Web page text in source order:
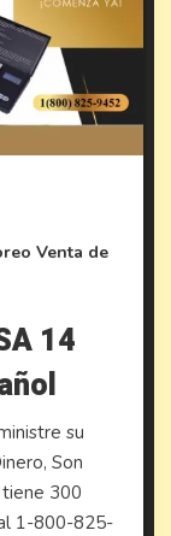
Venta de
14
su
Son
300
1-800-825-